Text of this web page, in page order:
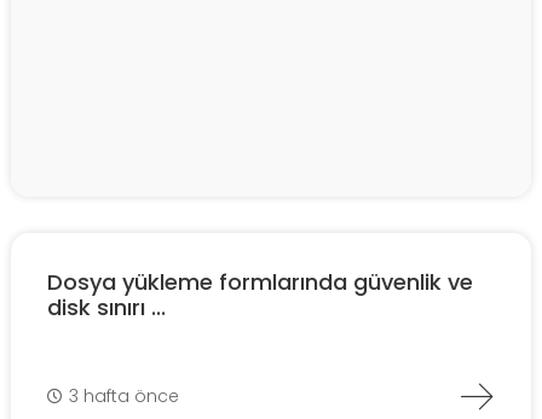
Dosya yükleme formlarında güvenlik ve
disk sınırı ...
3 hafta önce